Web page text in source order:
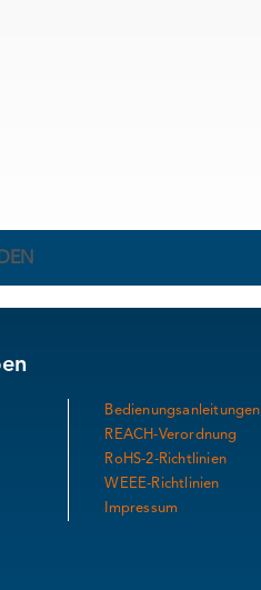
Bedienungsanleitungen
REACH-Verordnung
RoHS-2-Richtlinien
WEEE-Richtlinien
Impressum